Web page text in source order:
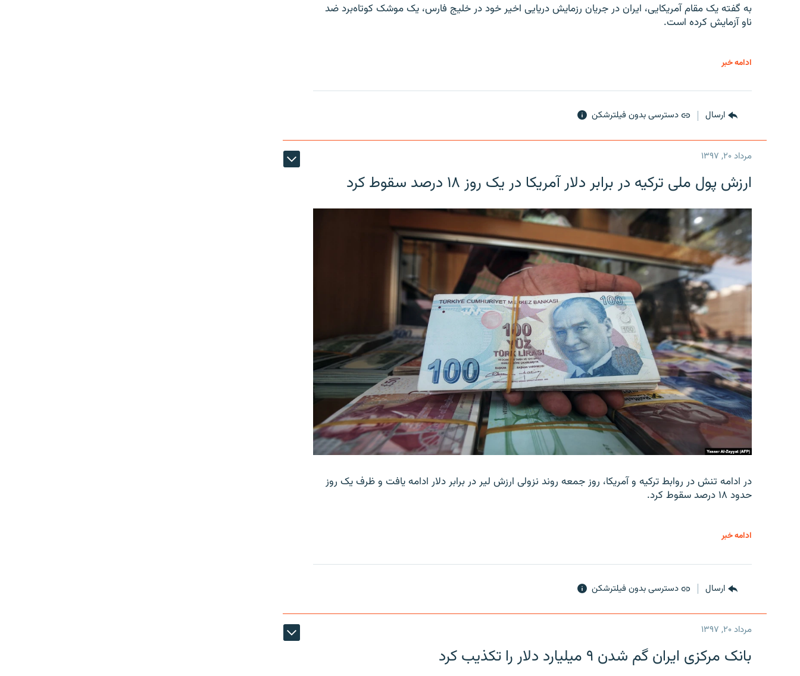
به گفته یک مقام آمریکایی، ایران در جریان رزمایش دریایی اخیر خود در خلیج فارس، یک موشک کوتاه‌برد ضد
ناو آزمایش کرده است.
ادامه خبر
ارسال دسترسی بدون فیلترشکن
مرداد ۲۰, ۱۳۹۷
ارزش پول ملی ترکیه در برابر دلار آمریکا در یک روز ۱۸ درصد سقوط کرد
در ادامه تنش در روابط ترکیه و آمریکا، روز جمعه روند نزولی ارزش لیر در برابر دلار ادامه یافت و ظرف یک روز
حدود ۱۸ درصد سقوط کرد.
ادامه خبر
ارسال دسترسی بدون فیلترشکن
مرداد ۲۰, ۱۳۹۷
بانک مرکزی ایران گم شدن ۹ میلیارد دلار را تکذیب کرد